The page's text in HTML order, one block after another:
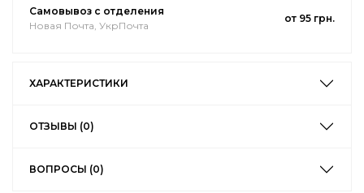
Самовывоз с отделения
Новая Почта, УкрПочта
от 95 грн.
ХАРАКТЕРИСТИКИ
ОТЗЫВЫ (0)
ВОПРОСЫ (0)